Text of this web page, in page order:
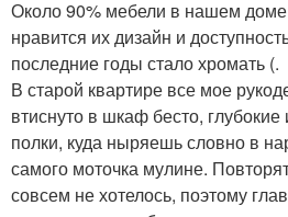
Около 90% мебели в нашем
нравится их дизайн и
последние годы стало хромать (.
В старой квартире все мое
втиснуто в шкаф бесто,
полки, куда ныряешь словно в
самого моточка мулине.
совсем не хотелось, поэтому